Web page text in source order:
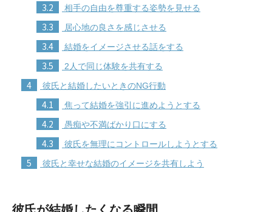
3.2 相手の自由を尊重する姿勢を見せる
3.3 居心地の良さを感じさせる
3.4 結婚をイメージさせる話をする
3.5 2人で同じ体験を共有する
4 彼氏と結婚したいときのNG行動
4.1 焦って結婚を強引に進めようとする
4.2 愚痴や不満ばかり口にする
4.3 彼氏を無理にコントロールしようとする
5 彼氏と幸せな結婚のイメージを共有しよう